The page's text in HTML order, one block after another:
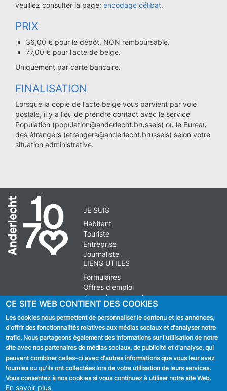
veuillez consulter la page: encodage célibat.
PRIX
36,00 € pour le dépôt. NON remboursable.
77,00 € pour l’acte de belge.
Uniquement par carte bancaire.
FINALISATION
Lorsque la copie de l’acte belge vous parvient par voie
postale, il y a lieu de prendre contact avec le service
Population (population@anderlecht.brussels) ou le Bureau
des étrangers (etrangers@anderlecht.brussels) selon votre
situation administrative.
JE SUIS
Habitant
Touriste
Entreprise
Journaliste
LIENS UTILES
Formulaires
Offres d'emploi
Journal communal
Stationnement
SUIVEZ NOUS
Facebook
Linkedin
CE SITE WEB CONTIENT DES COOKIES
Les cookies nous permettent de personnaliser le contenu et les annonces,
d'offrir des fonctionnalités relatives aux médias sociaux et d'analyser notre
trafic. Nous partageons également des informations sur l'utilisation de notre
site avec nos partenaires de médias sociaux, de publicité et d'analyse, qui
peuvent combiner celles-ci avec d'autres informations que vous leur avez
fournies ou qu'ils ont collectées lors de votre utilisation de leurs services.
Vous consentez à nos cookies si vous continuez à utiliser notre site Web.
En savoir plus